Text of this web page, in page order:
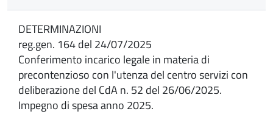
DETERMINAZIONI
reg.gen. 164 del 24/07/2025
Conferimento incarico legale in materia di
precontenzioso con l'utenza del centro servizi con
deliberazione del CdA n. 52 del 26/06/2025.
Impegno di spesa anno 2025.